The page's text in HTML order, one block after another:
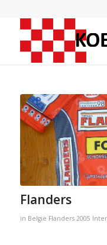
Flanders
in België Flanders 2005